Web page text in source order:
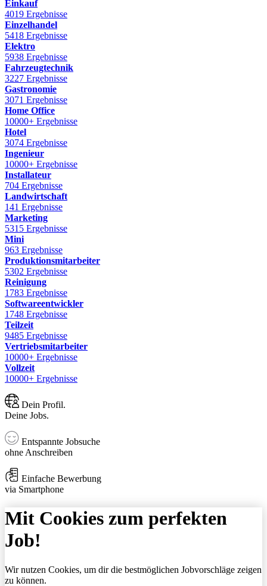
Einkauf
4019 Ergebnisse
Einzelhandel
5418 Ergebnisse
Elektro
5938 Ergebnisse
Fahrzeugtechnik
3227 Ergebnisse
Gastronomie
3071 Ergebnisse
Home Office
10000+ Ergebnisse
Hotel
3074 Ergebnisse
Ingenieur
10000+ Ergebnisse
Installateur
704 Ergebnisse
Landwirtschaft
141 Ergebnisse
Marketing
5315 Ergebnisse
Mini
963 Ergebnisse
Produktionsmitarbeiter
5302 Ergebnisse
Reinigung
1783 Ergebnisse
Softwareentwickler
1748 Ergebnisse
Teilzeit
9485 Ergebnisse
Vertriebsmitarbeiter
10000+ Ergebnisse
Vollzeit
10000+ Ergebnisse
Dein Profil.
Deine Jobs.
Entspannte Jobsuche
ohne Anschreiben
Einfache Bewerbung
via Smartphone
Mit Cookies zum perfekten
Job!
Wir nutzen Cookies, um dir die bestmöglichen Jobvorschläge zeigen
zu können.